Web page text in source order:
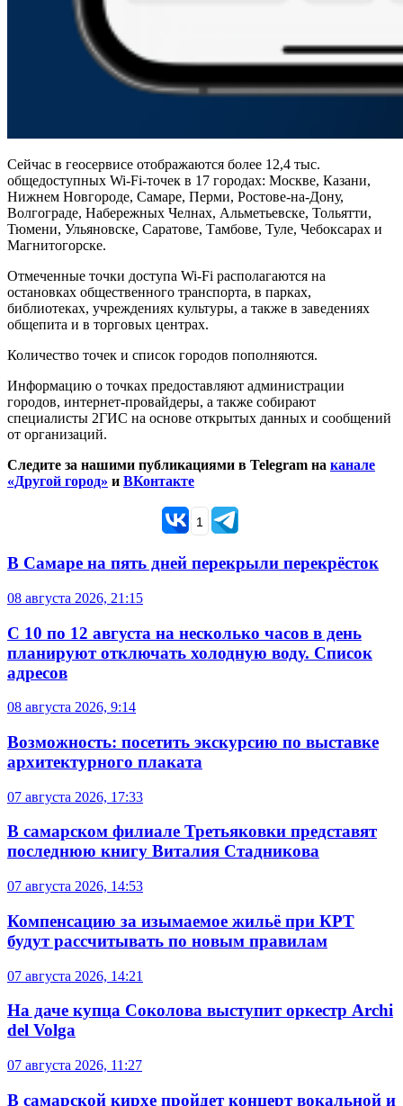
Сейчас в геосервисе отображаются более 12,4 тыс.
общедоступных Wi-Fi-точек в 17 городах: Москве, Казани,
Нижнем Новгороде, Самаре, Перми, Ростове-на-Дону,
Волгограде, Набережных Челнах, Альметьевске, Тольятти,
Тюмени, Ульяновске, Саратове, Тамбове, Туле, Чебоксарах и
Магнитогорске.
Отмеченные точки доступа Wi-Fi располагаются на
остановках общественного транспорта, в парках,
библиотеках, учреждениях культуры, а также в заведениях
общепита и в торговых центрах.
Количество точек и список городов пополняются.
Информацию о точках предоставляют администрации
городов, интернет-провайдеры, а также собирают
специалисты 2ГИС на основе открытых данных и сообщений
от организаций.
Следите за нашими публикациями в Telegram на канале
«Другой город» и ВКонтакте
1
В Самаре на пять дней перекрыли перекрёсток
08 августа 2026, 21:15
С 10 по 12 августа на несколько часов в день
планируют отключать холодную воду. Список
адресов
08 августа 2026, 9:14
Возможность: посетить экскурсию по выставке
архитектурного плаката
07 августа 2026, 17:33
В самарском филиале Третьяковки представят
последнюю книгу Виталия Стадникова
07 августа 2026, 14:53
Компенсацию за изымаемое жильё при КРТ
будут рассчитывать по новым правилам
07 августа 2026, 14:21
На даче купца Соколова выступит оркестр Archi
del Volga
07 августа 2026, 11:27
В самарской кирхе пройдет концерт вокальной и